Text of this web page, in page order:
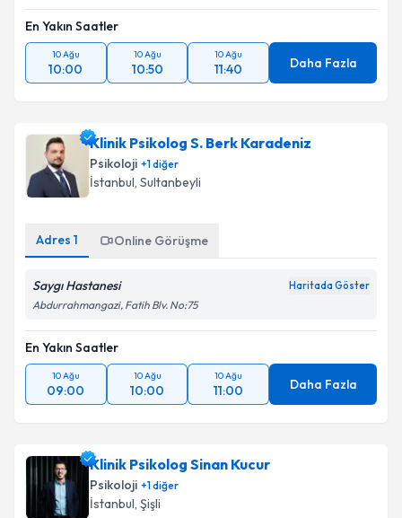
En Yakın Saatler
10 Ağu
10:00
10 Ağu
10:50
10 Ağu
11:40 Daha Fazla
Klinik Psikolog S. Berk Karadeniz
Psikoloji +1diğer
İstanbul, Sultanbeyli
Adres 1 Online Görüşme
Saygı Hastanesi Haritada Göster
Abdurrahmangazi, Fatih Blv. No:75
En Yakın Saatler
10 Ağu
09:00
10 Ağu
10:00
10 Ağu
11:00 Daha Fazla
Klinik Psikolog Sinan Kucur
Psikoloji +1diğer
İstanbul, Şişli